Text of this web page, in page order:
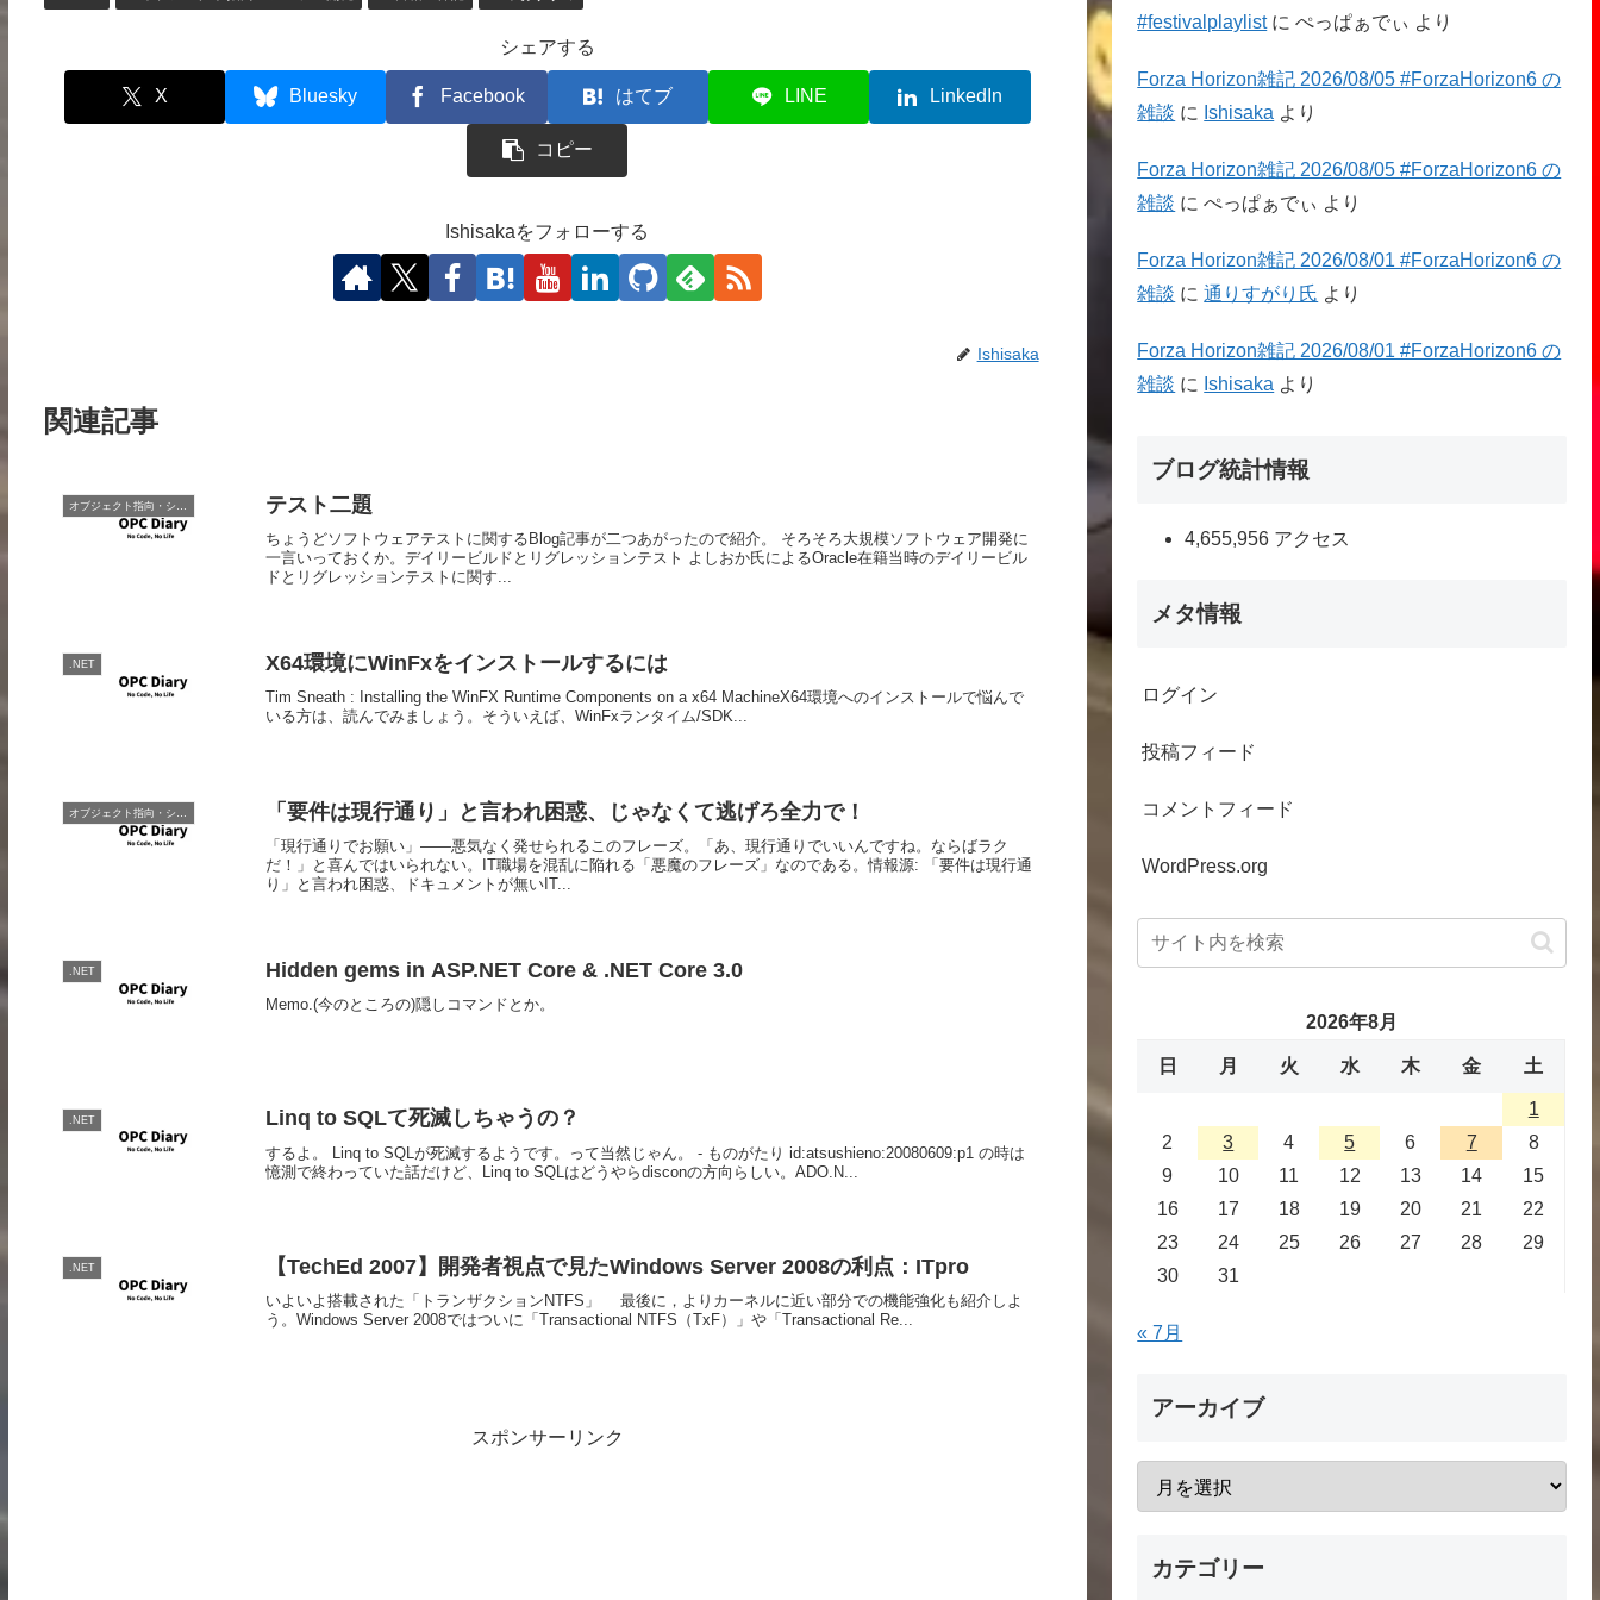
シェアする
X Bluesky Facebook はてブ LINE LinkedIn
コピー
Ishisakaをフォローする
Ishisaka
関連記事
オブジェクト指向・システム開発 テスト二題
ちょうどソフトウェアテストに関するBlog記事が二つあがったので紹介。 そろそろ大規模ソフトウェア開発に
一言いっておくか。デイリービルドとリグレッションテスト よしおか氏によるOracle在籍当時のデイリービル
ドとリグレッションテストに関す...
.NET X64環境にWinFxをインストールするには
Tim Sneath : Installing the WinFX Runtime Components on a x64 MachineX64環境へのインストールで悩んで
いる方は、読んでみましょう。そういえば、WinFxランタイム/SDK...
「要件は現行通り」と言われ困惑、じゃなくて逃げろ全力で！
「現行通りでお願い」――悪気なく発せられるこのフレーズ。「あ、現行通りでいいんですね。ならばラク
だ！」と喜んではいられない。IT職場を混乱に陥れる「悪魔のフレーズ」なのである。情報源: 「要件は現行通
り」と言われ困惑、ドキュメントが無いIT...
.NET Hidden gems in ASP.NET Core & .NET Core 3.0
Memo.(今のところの)隠しコマンドとか。
.NET Linq to SQLて死滅しちゃうの？
するよ。 Linq to SQLが死滅するようです。って当然じゃん。 - ものがたり id:atsushieno:20080609:p1 の時は
憶測で終わっていた話だけど、Linq to SQLはどうやらdisconの方向らしい。ADO.N...
.NET 【TechEd 2007】開発者視点で見たWindows Server 2008の利点：ITpro
いよいよ搭載された「トランザクションNTFS」 最後に，よりカーネルに近い部分での機能強化も紹介しよ
う。Windows Server 2008ではついに「Transactional NTFS（TxF）」や「Transactional Re...
スポンサーリンク
#festivalplaylistにぺっぱぁでぃ より
Forza Horizon雑記 2026/08/05 #ForzaHorizon6 の
雑談 に Ishisaka より
Forza Horizon雑記 2026/08/05 #ForzaHorizon6 の
雑談 にぺっぱぁでぃ より
Forza Horizon雑記 2026/08/01 #ForzaHorizon6 の
雑談 に通りすがり氏 より
Forza Horizon雑記 2026/08/01 #ForzaHorizon6 の
雑談 に Ishisaka より
ブログ統計情報
4,655,956 アクセス
メタ情報
ログイン
投稿フィード
コメントフィード
WordPress.org
2026年8月
日 月 火 水 木 金 土
1
2
3 4 5 6 7
8
9
10 11 12 13 14
15
16
17 18 19 20 21
22
23
24 25 26 27 28
29
30
31
« 7月
アーカイブ
カテゴリー